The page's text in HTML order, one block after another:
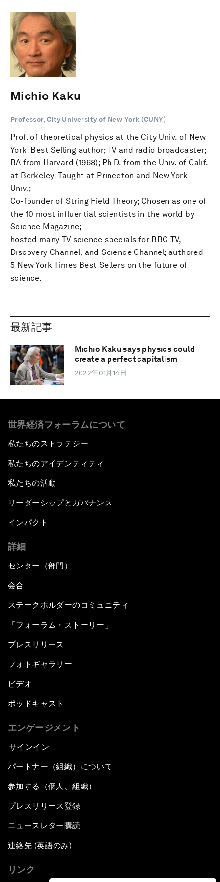
Michio Kaku
Professor, City University of New York (CUNY)
Prof. of theoretical physics at the City Univ. of New
York; Best Selling author; TV and radio broadcaster;
BA from Harvard (1968); Ph D. from the Univ. of Calif.
at Berkeley; Taught at Princeton and New York
Univ.;
Co-founder of String Field Theory; Chosen as one of
the 10 most influential scientists in the world by
Science Magazine;
hosted many TV science specials for BBC-TV,
Discovery Channel, and Science Channel; authored
5 New York Times Best Sellers on the future of
science.
最新記事
Michio Kaku says physics could
create a perfect capitalism
2022年01月14日
世界経済フォーラムについて
私たちのストラテジー
私たちのアイデンティティ
私たちの活動
リーダーシップとガバナンス
インパクト
詳細
センター（部門）
会合
ステークホルダーのコミュニティ
「フォーラム・ストーリー」
プレスリリース
フォトギャラリー
ビデオ
ポッドキャスト
エンゲージメント
サインイン
パートナー（組織）について
参加する（個人、組織）
プレスリリース登録
ニュースレター購読
連絡先 (英語のみ)
リンク